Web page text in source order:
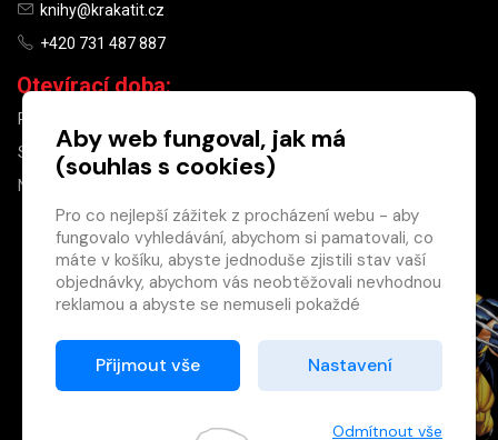
×
Máte u nás již
registrovaný
účet?
Registrací získáte slevu
na zboží ve výši 15 %
knihy@krakatit.cz
+420 731 487 887
Otevírací doba:
PO–PÁ
SO
10:00–13:00
NE
Aby web fungoval, jak má
(souhlas s cookies)
Pro co nejlepší zážitek z procházení webu - aby
fungovalo vyhledávání, abychom si pamatovali, co
máte v košíku, abyste jednoduše zjistili stav vaší
objednávky, abychom vás neobtěžovali nevhodnou
reklamou a abyste se nemuseli pokaždé
Proto od vás potřebujeme souhlas se
zpracováním souborů cookies
Děkujeme, že nám ho dáte a pomůžete nám tak
Přijmout vše Nastavení
Odmítnout vše